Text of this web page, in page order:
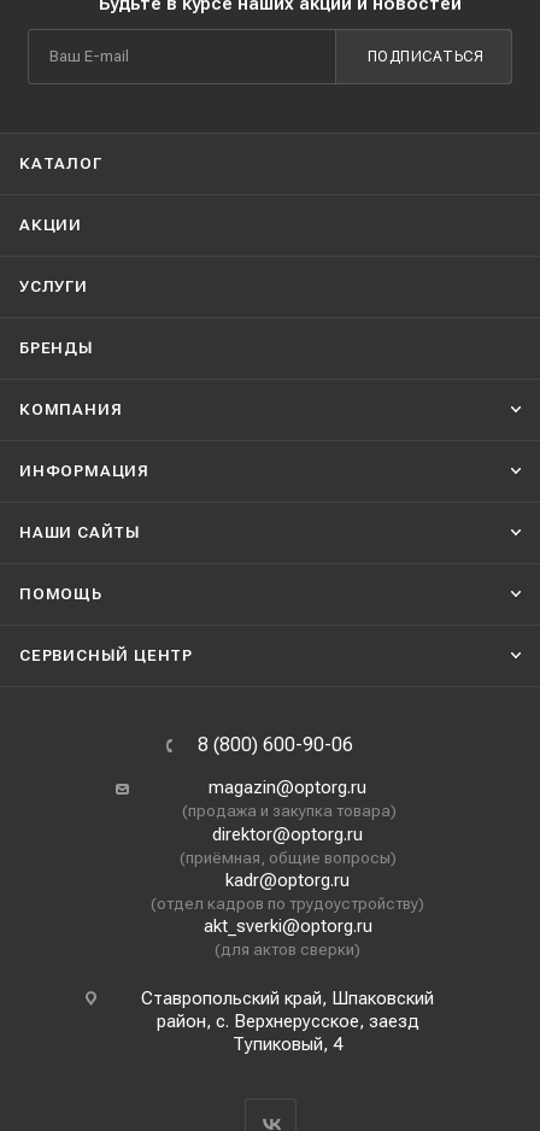
ПОДПИСАТЬСЯ
КАТАЛОГ
АКЦИИ
УСЛУГИ
БРЕНДЫ
КОМПАНИЯ
ИНФОРМАЦИЯ
НАШИ CАЙТЫ
ПОМОЩЬ
СЕРВИСНЫЙ ЦЕНТР
8 (800) 600-90-06
magazin@optorg.ru
(продажа и закупка товара)
direktor@optorg.ru
(приёмная, общие вопросы)
kadr@optorg.ru
(отдел кадров по трудоустройству)
akt_sverki@optorg.ru
(для актов сверки)
Ставропольский край, Шпаковский
район, с. Верхнерусское, заезд
Тупиковый, 4